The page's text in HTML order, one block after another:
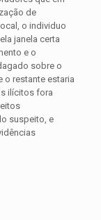
de
o individuo
janela certa
e o
sobre o
o restante estaria
ilícitos fora
suspeito, e